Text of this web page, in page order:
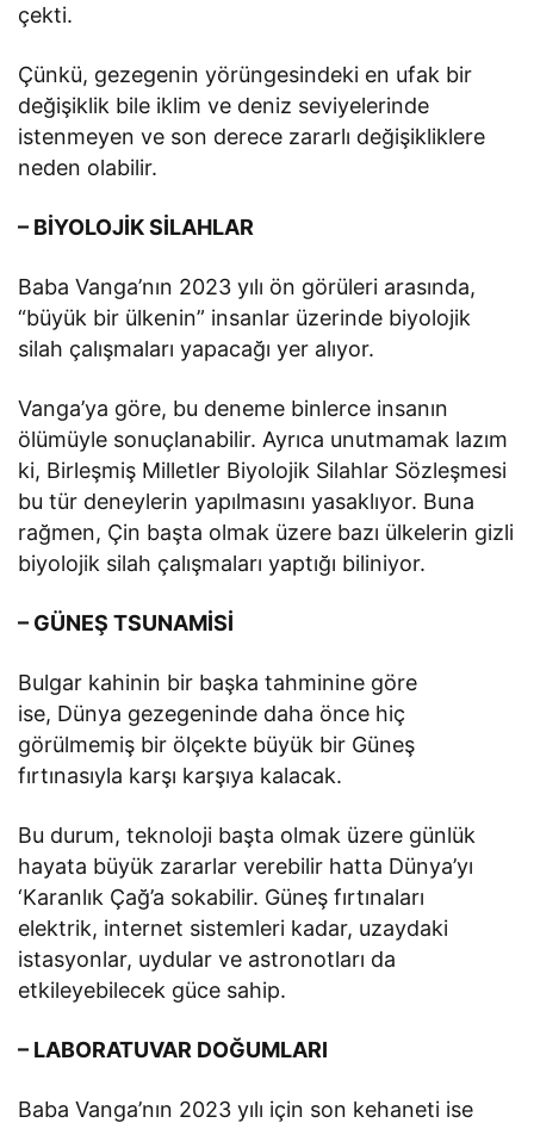
çekti.
Çünkü, gezegenin yörüngesindeki en ufak bir
değişiklik bile iklim ve deniz seviyelerinde
istenmeyen ve son derece zararlı değişikliklere
neden olabilir.
– BİYOLOJİK SİLAHLAR
Baba Vanga’nın 2023 yılı ön görüleri arasında,
“büyük bir ülkenin” insanlar üzerinde biyolojik
silah çalışmaları yapacağı yer alıyor.
Vanga’ya göre, bu deneme binlerce insanın
ölümüyle sonuçlanabilir. Ayrıca unutmamak lazım
ki, Birleşmiş Milletler Biyolojik Silahlar Sözleşmesi
bu tür deneylerin yapılmasını yasaklıyor. Buna
rağmen, Çin başta olmak üzere bazı ülkelerin gizli
biyolojik silah çalışmaları yaptığı biliniyor.
– GÜNEŞ TSUNAMİSİ
Bulgar kahinin bir başka tahminine göre
ise, Dünya gezegeninde daha önce hiç
görülmemiş bir ölçekte büyük bir Güneş
fırtınasıyla karşı karşıya kalacak.
Bu durum, teknoloji başta olmak üzere günlük
hayata büyük zararlar verebilir hatta Dünya’yı
‘Karanlık Çağ’a sokabilir. Güneş fırtınaları
elektrik, internet sistemleri kadar, uzaydaki
istasyonlar, uydular ve astronotları da
etkileyebilecek güce sahip.
– LABORATUVAR DOĞUMLARI
Baba Vanga’nın 2023 yılı için son kehaneti ise